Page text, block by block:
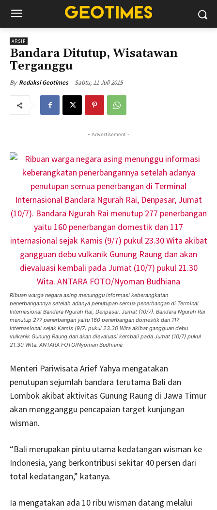
ARSIP
Bandara Ditutup, Wisatawan
Terganggu
By Redaksi Geotimes Sabtu, 11 Juli 2015
- Advertisement -
Ribuan warga negara asing menunggu informasi keberangkatan
penerbangannya setelah adanya penutupan semua penerbangan di Terminal
Internasional Bandara Ngurah Rai, Denpasar, Jumat (10/7). Bandara Ngurah Rai
menutup 277 penerbangan yaitu 160 penerbangan domestik dan 117
internasional sejak Kamis (9/7) pukul 23.30 Wita akibat gangguan debu
vulkanik Gunung Raung dan akan dievaluasi kembali pada Jumat (10/7) pukul
21.30 Wita. ANTARA FOTO/Nyoman Budhiana
Menteri Pariwisata Arief Yahya mengatakan
penutupan sejumlah bandara terutama Bali dan
Lombok akibat aktivitas Gunung Raung di Jawa Timur
akan mengganggu pencapaian target kunjungan
wisman.
“Bali merupakan pintu utama kedatangan wisman ke
Indonesia, yang berkontribusi sekitar 40 persen dari
total kedatangan,” katanya.
Ia mengatakan ada 10 ribu wisman datang melalui